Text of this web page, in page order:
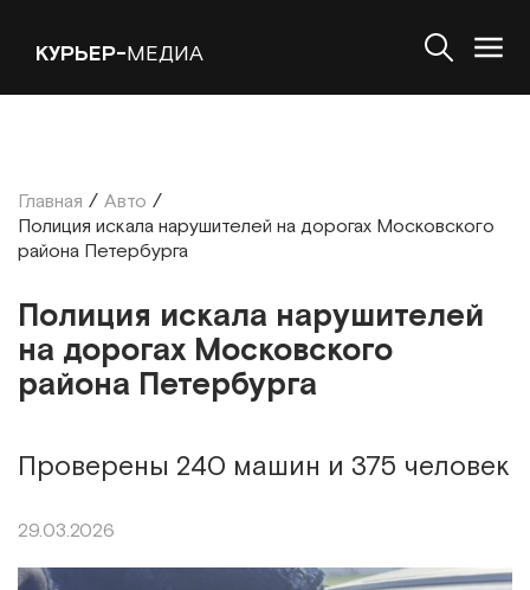
КУРЬЕР-МЕДИА
Главная / Авто /
Полиция искала нарушителей на дорогах Московского
района Петербурга
Полиция искала нарушителей
на дорогах Московского
района Петербурга
Проверены 240 машин и 375 человек
29.03.2026